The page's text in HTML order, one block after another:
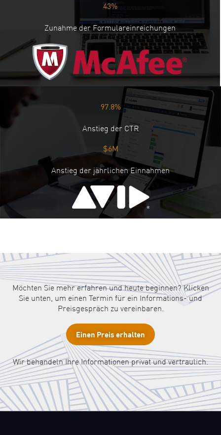
43%
Zunahme der Formulareinreichungen
97.8%
Anstieg der CTR
$6M
Anstieg der jährlichen Einnahmen
Möchten Sie mehr erfahren und heute beginnen? Klicken
Sie unten, um einen Termin für ein Informations- und
Preisgespräch zu vereinbaren.
Einen Preis erhalten
Wir behandeln Ihre Informationen privat und vertraulich.